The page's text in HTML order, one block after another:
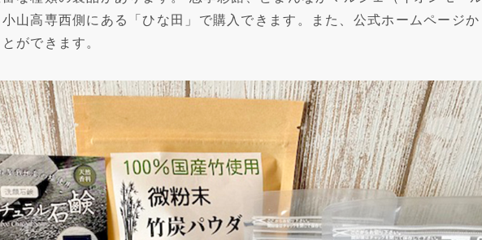
山高専西側にある「ひな田」で購入できます。また、公式ホームページか
ができます。